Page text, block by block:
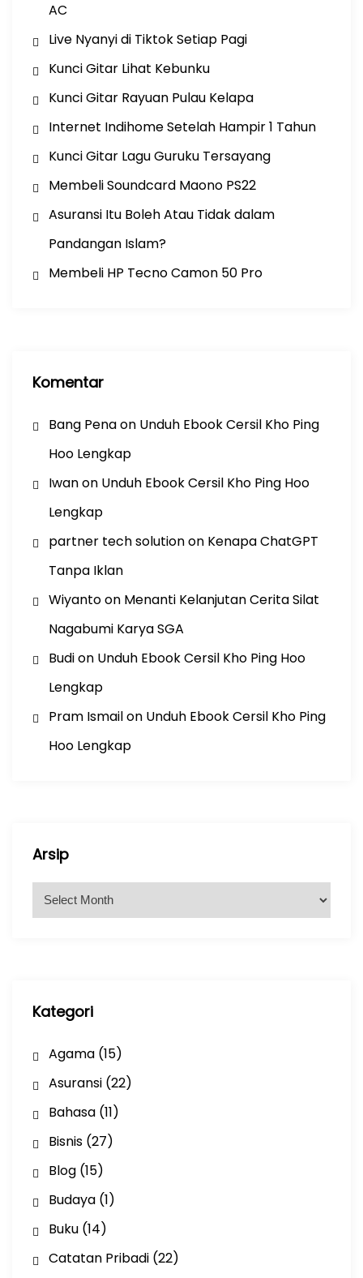
AC
Live Nyanyi di Tiktok Setiap Pagi
Kunci Gitar Lihat Kebunku
Kunci Gitar Rayuan Pulau Kelapa
Internet Indihome Setelah Hampir 1 Tahun
Kunci Gitar Lagu Guruku Tersayang
Membeli Soundcard Maono PS22
Asuransi Itu Boleh Atau Tidak dalam
Pandangan Islam?
Membeli HP Tecno Camon 50 Pro
Komentar
Bang Penaon Unduh Ebook Cersil Kho Ping
Hoo Lengkap
Iwanon Unduh Ebook Cersil Kho Ping Hoo
Lengkap
partner tech solutionon Kenapa ChatGPT
Tanpa Iklan
Wiyantoon Menanti Kelanjutan Cerita Silat
Nagabumi Karya SGA
Budion Unduh Ebook Cersil Kho Ping Hoo
Lengkap
Pram Ismailon Unduh Ebook Cersil Kho Ping
Hoo Lengkap
Arsip
Kategori
Agama(15)
Asuransi(22)
Bahasa(11)
Bisnis(27)
Blog(15)
Budaya(1)
Buku(14)
Catatan Pribadi(22)